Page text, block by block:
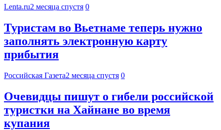
Lenta.ru2 месяца спустя 0
Туристам во Вьетнаме теперь нужно
заполнять электронную карту
прибытия
Российская Газета2 месяца спустя 0
Очевидцы пишут о гибели российской
туристки на Хайнане во время
купания